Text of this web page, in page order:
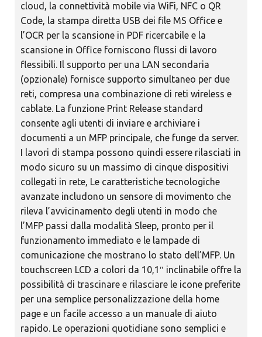
cloud, la connettività mobile via WiFi, NFC o QR
Code, la stampa diretta USB dei file MS Office e
l’OCR per la scansione in PDF ricercabile e la
scansione in Office forniscono flussi di lavoro
flessibili. Il supporto per una LAN secondaria
(opzionale) fornisce supporto simultaneo per due
reti, compresa una combinazione di reti wireless e
cablate. La funzione Print Release standard
consente agli utenti di inviare e archiviare i
documenti a un MFP principale, che funge da server.
I lavori di stampa possono quindi essere rilasciati in
modo sicuro su un massimo di cinque dispositivi
collegati in rete, Le caratteristiche tecnologiche
avanzate includono un sensore di movimento che
rileva l’avvicinamento degli utenti in modo che
l’MFP passi dalla modalità Sleep, pronto per il
funzionamento immediato e le lampade di
comunicazione che mostrano lo stato dell’MFP. Un
touchscreen LCD a colori da 10,1″ inclinabile offre la
possibilità di trascinare e rilasciare le icone preferite
per una semplice personalizzazione della home
page e un facile accesso a un manuale di aiuto
rapido. Le operazioni quotidiane sono semplici e